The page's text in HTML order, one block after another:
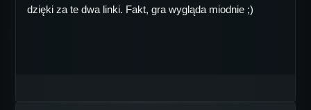
dzięki za te dwa linki. Fakt, gra wygląda miodnie ;)